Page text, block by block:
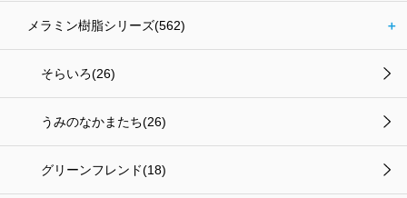
メラミン樹脂シリーズ(562) ＋
そらいろ(26)
うみのなかまたち(26)
グリーンフレンド(18)